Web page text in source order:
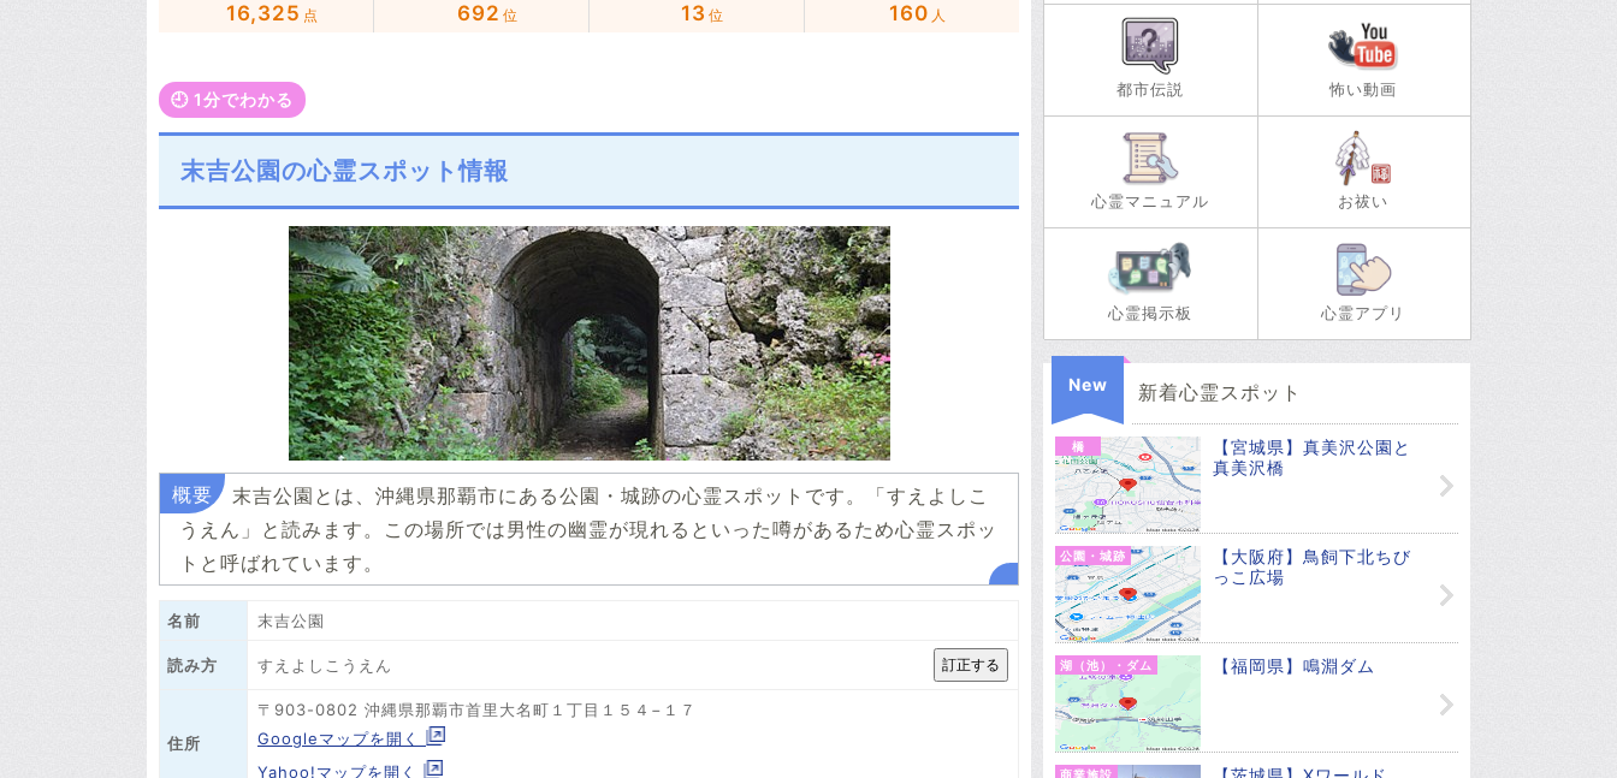
16,325 点 692 位 13 位 160 人
🕘️ 1分でわかる
末吉公園の心霊スポット情報
末吉公園とは、沖縄県那覇市にある公園・城跡の心霊スポットです。「すえよしこ
うえん」と読みます。この場所では男性の幽霊が現れるといった噂があるため心霊スポッ
トと呼ばれています。
名前 末吉公園
読み方 すえよしこうえん
住所
〒903-0802 沖縄県那覇市首里大名町１丁目１５４−１７
Googleマップを開く
Yahoo!マップを開く
都市伝説 怖い動画
心霊マニュアル お祓い
心霊掲示板 心霊アプリ
New 新着心霊スポット
橋
【宮城県】真美沢公園と
真美沢橋
公園・城跡
【大阪府】鳥飼下北ちび
っこ広場
湖（池）・ダム 【福岡県】鳴淵ダム
商業施設